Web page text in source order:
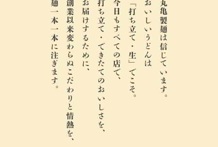
丸亀製麺は信じています。
おいしいうどんは
「打ち立て・生」でこそ。
今日もすべての店で、
打ち立て・できたてのおいしさを、
お届けするために、
創業以来変わらぬこだわりと情熱を、
麺一本一本に注ぎます。